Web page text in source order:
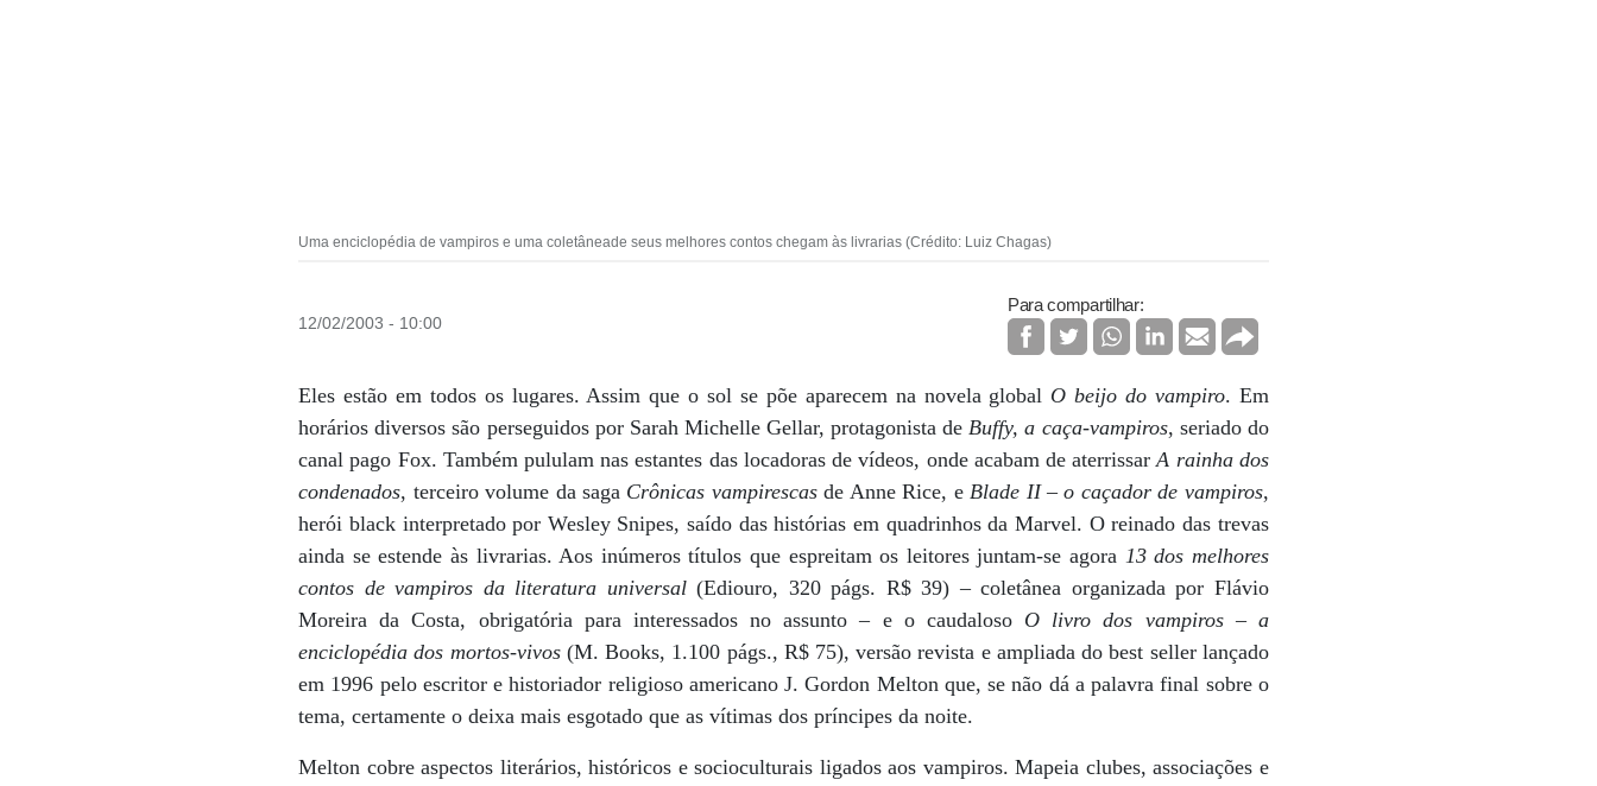
Uma enciclopédia de vampiros e uma coletâneade seus melhores contos chegam às livrarias (Crédito: Luiz Chagas)
12/02/2003 - 10:00
Para compartilhar:
Eles estão em todos os lugares. Assim que o sol se põe aparecem na novela global O beijo do vampiro. Em
horários diversos são perseguidos por Sarah Michelle Gellar, protagonista deBuffy, a caça-vampiros, seriado do
canal pago Fox. Também pululam nas estantes das locadoras de vídeos, onde acabam de aterrissarA rainha dos
condenados, terceiro volume da saga Crônicas vampirescasde Anne Rice, eBlade II – o caçador de vampiros,
herói black interpretado por Wesley Snipes, saído das histórias em quadrinhos da Marvel. O reinado das trevas
ainda se estende às livrarias. Aos inúmeros títulos que espreitam os leitores juntam-se agora 13 dos melhores
contos de vampiros da literatura universal(Ediouro, 320 págs. R$ 39) – coletânea organizada por Flávio
Moreira da Costa, obrigatória para interessados no assunto – e o caudaloso O livro dos vampiros – a
enciclopédia dos mortos-vivos(M. Books, 1.100 págs., R$ 75), versão revista e ampliada do best seller lançado
em 1996 pelo escritor e historiador religioso americano J. Gordon Melton que, se não dá a palavra final sobre o
tema, certamente o deixa mais esgotado que as vítimas dos príncipes da noite.
Melton cobre aspectos literários, históricos e socioculturais ligados aos vampiros. Mapeia clubes, associações e